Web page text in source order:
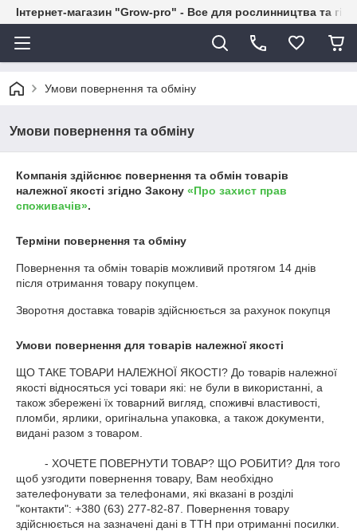
Інтернет-магазин "Grow-pro" - Все для рослинництва та
Умови повернення та обміну
Умови повернення та обміну
Компанія здійснює повернення та обмін товарів
належної якості згідно Закону «Про захист прав
споживачів».
Терміни повернення та обміну
Повернення та обмін товарів можливий протягом 14 днів
після отримання товару покупцем.
Зворотня доставка товарів здійснюється за рахунок покупця
Умови повернення для товарів належної якості
ЩО ТАКЕ ТОВАРИ НАЛЕЖНОЇ ЯКОСТІ? До товарів належної
якості відносяться усі товари які: не були в використанні, а
також збережені їх товарний вигляд, споживчі властивості,
пломби, ярлики, оригінальна упаковка, а також документи,
видані разом з товаром.
щоб узгодити повернення товару, Вам необхідно
зателефонувати за телефонами, які вказані в розділі
"контакти": +380 (63) 277-82-87. Повернення товару
здійснюється на зазначені дані в ТТН при отриманні посилки.